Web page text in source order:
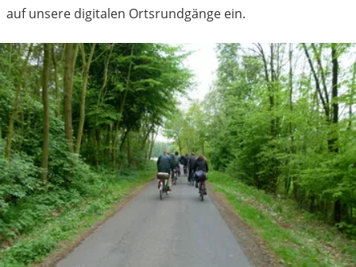
auf unsere digitalen Ortsrundgänge ein.